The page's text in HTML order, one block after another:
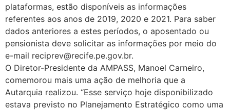
plataformas, estão disponíveis as informações
referentes aos anos de 2019, 2020 e 2021. Para saber
dados anteriores a estes períodos, o aposentado ou
pensionista deve solicitar as informações por meio do
e-mail reciprev@recife.pe.gov.br.
O Diretor-Presidente da AMPASS, Manoel Carneiro,
comemorou mais uma ação de melhoria que a
Autarquia realizou. “Esse serviço hoje disponibilizado
estava previsto no Planejamento Estratégico como uma